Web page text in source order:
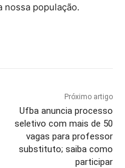
nossa população.
Próximo artigo
Ufba anuncia processo
seletivo com mais de 50
vagas para professor
substituto; saiba como
participar